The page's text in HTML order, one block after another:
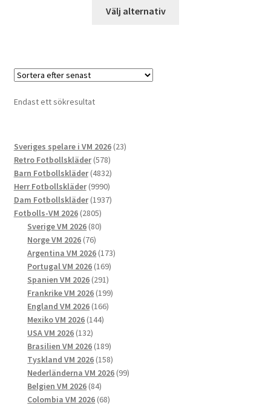
Välj alternativ
Endast ett sökresultat
Sveriges spelare i VM 2026 2323
Retro Fotbollskläder 578578
produkter
Barn Fotbollskläder 48324832
produkter
Herr Fotbollskläder 99909990
produkter
Dam Fotbollskläder 19371937
Fotbolls-VM 2026 28052805
produkter
Sverige VM 2026 8080
Norge VM 2026 7676
produkter
Argentina VM 2026 173173
Portugal VM 2026 169169
Spanien VM 2026 291291
produkter
Frankrike VM 2026 199199
England VM 2026 166166
Mexiko VM 2026 144144
USA VM 2026 132132
produkter
Brasilien VM 2026 189189
produkter
Tyskland VM 2026 158158
produkter
Nederländerna VM 2026 9999
Belgien VM 2026 8484
produkter
Colombia VM 2026 6868